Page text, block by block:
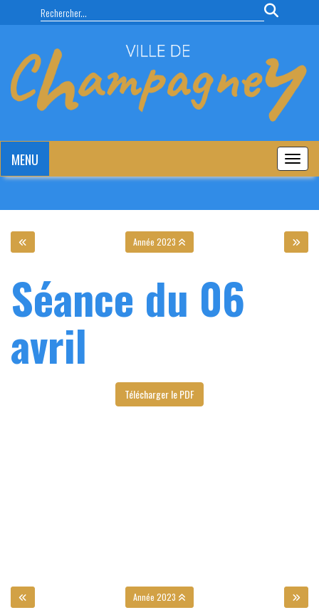
MENU
MENU
Année 2023
Séance du 06
avril
Télécharger le PDF
Année 2023
Panneau de gestion des cookies